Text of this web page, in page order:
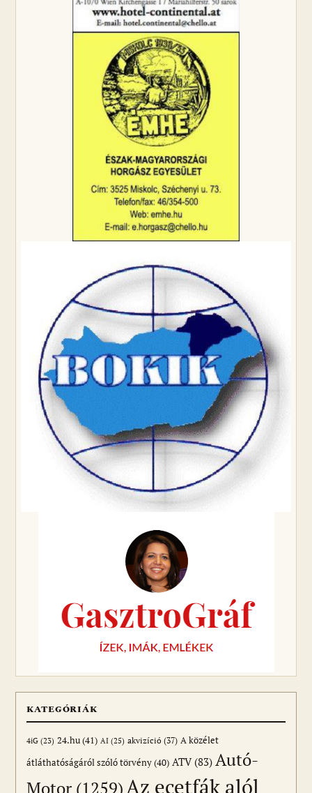
KATEGÓRIÁK
4iG (23) 24.hu(41) AI (25) akvizíció (37) A közélet
átláthatóságáról szóló törvény(40) ATV(83) Autó-
Motor (1259) Az ecetfák alól